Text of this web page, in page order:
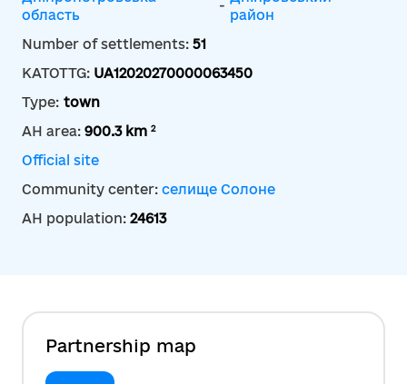
область
-
район
Number of settlements: 51
KATOTTG: UA12020270000063450
Type: town
AH area: 900.3 km 2
Official site
Community center: селище Солоне
AH population: 24613
Partnership map